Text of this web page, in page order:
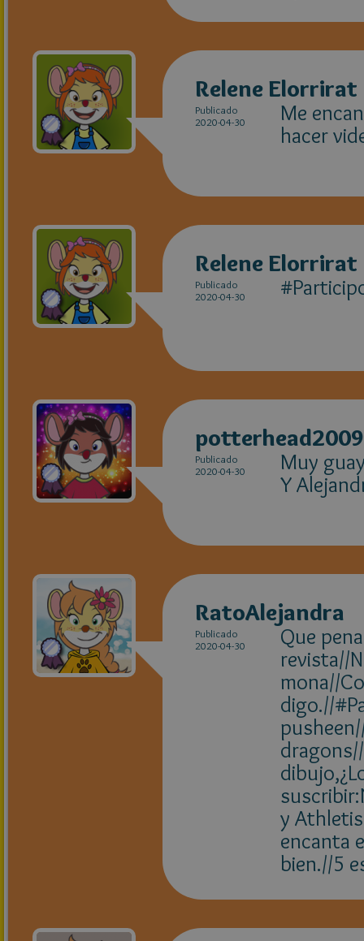
Relene Elorrirat
Publicado
2020-04-30
Me
hacer
Relene Elorrirat
Publicado
2020-04-30
potterhead2009
Publicado
2020-04-30
Muy
Y
RatoAlejandra
Publicado
2020-04-30
Que
revista//
mona//
digo.//
y
encanta
bien.//5